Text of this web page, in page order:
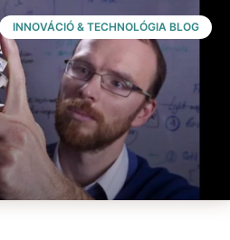
INNOVÁCIÓ & TECHNOLÓGIA BLOG